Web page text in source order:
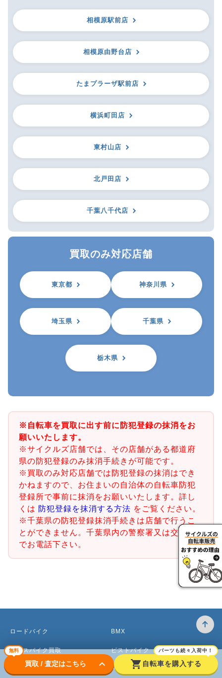
相模原駅前店
相模原由野台店
たまプラーザ駅前店
横浜町田店
東村山店
北戸田店
千葉八千代店
買取のみ対応店舗
東京都 神奈川県
埼玉県 千葉県
栃木県
※自転車を買取に出す前に防犯登録の抹消をお
願いいたします。
※サイクルズ店舗では、その店舗がある都道府
県の防犯登録のみ抹消手続きが可能です。
※買取のみ対応店舗では防犯登録の抹消はでき
かねますので、お住まいの自治体の自転車防犯
登録所で事前に抹消をお願いいたします。詳し
くは 防犯登録を抹消する方法 をご覧ください。
※千葉県の防犯登録抹消手続きは店舗で行うこ
とができません。千葉県内の警察署又は交番ま
でお電話下さい。
無料
買取 / 査定はこちら keyboard_arrow_down shopping_cart
パーツも続々入荷中！
自転車を購入する
ロードバイク
クロスバイク買取
マウンテンバイク買取
BMX
ピストバイク
ベビーカー